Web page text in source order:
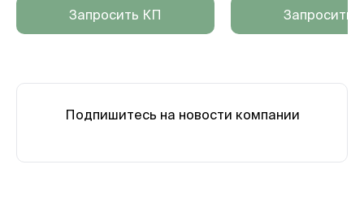
Запросить КП Запросить
Подпишитесь на новости компании